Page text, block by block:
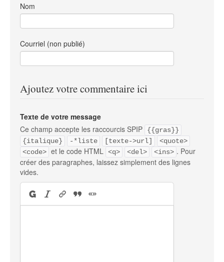
Nom
Courriel (non publié)
Ajoutez votre commentaire ici
Texte de votre message
Ce champ accepte les raccourcis SPIP
{{gras}}
{italique}
-*liste [texte->url]
<quote>
<code> et le code HTML <q> <del> <ins> . Pour
créer des paragraphes, laissez simplement des lignes
vides.